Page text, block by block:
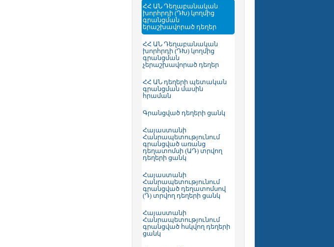
ՀՀ ԱՆ Դեղաբանական
խորհրդի (ԴԽ) կողմից
գրանցման
երաշխավորած դեղեր
ՀՀ ԱՆ Դեղաբանական
խորհրդի (ԴԽ) կողմից
գրանցման
չերաշխավորած դեղեր
ՀՀ ԱՆ դեղերի պետական
գրանցման մասին
հրաման
Գրանցված դեղերի ցանկ
Հայաստանի
Հանրապետությունում
գրանցված առանց
դեղատոմսի (ԱԴ) տրվող
դեղերի ցանկ
Հայաստանի
Հանրապետությունում
գրանցված դեղատոմսով
(Դ) տրվող դեղերի ցանկ
Հայաստանի
Հանրապետությունում
գրանցված հսկվող դեղերի
ցանկ